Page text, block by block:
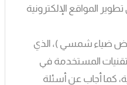
المواقع الإلكترونية
ضياء شمسي )، الذي
المستخدمة في
كما أجاب عن أسئلة